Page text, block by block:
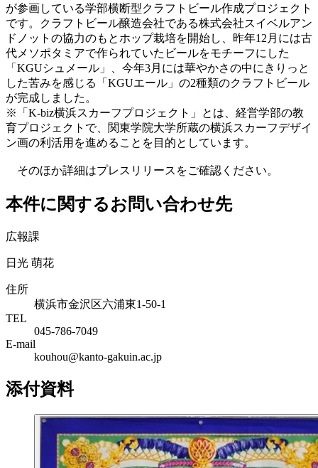
が参画している学部横断型クラフトビール作成プロジェクト
です。クラフトビール醸造会社である株式会社スイベルアン
ドノットの協力のもとホップ栽培を開始し、昨年12月には古
代メソポタミアで作られていたビールをモチーフにした
「KGUシュメール」、今年3月には華やかさの中にきりっと
した苦みを感じる「KGUエール」の2種類のクラフトビール
が完成しました。
※「K-biz横浜スカーフプロジェクト」とは、経営学部の教
育プロジェクトで、関東学院大学所蔵の横浜スカーフデザイ
ン画の利活用を進めることを目的としています。
そのほか詳細はプレスリリースをご確認ください。
本件に関するお問い合わせ先
広報課
日光 萌花
住所
横浜市金沢区六浦東1-50-1
TEL
045-786-7049
E-mail
kouhou@kanto-gakuin.ac.jp
添付資料